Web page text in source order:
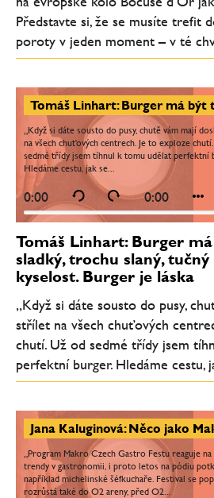
Představte si, že se musíte trefit
poroty v jeden moment – v té
„Když si dáte sousto do pusy, chutě vám mají
na všech chuťových centrech. Je to exploze
sedmé třídy jsem tíhnul k tomu udělat perfektní
Hledáme cestu, jak se...
0:00 0:00
Tomáš Linhart: Burger
sladký, trochu slaný,
kyselost. Burger je láska
„Když si dáte sousto do pusy,
střílet na všech chuťových
chutí. Už od sedmé třídy jsem
perfektní burger. Hledáme cestu,
„Program Makro Czech Gastro Festu reaguje na
trendy v gastronomii, i proto letos na pódiu
například michelinské šéfkuchaře. Festival se
rozrůstá také do O2 areny, před O2...